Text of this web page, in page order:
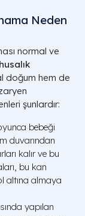
Neden
normal ve
doğum hem de
şunlardır:
bebeği
duvarından
kalır ve bu
bu kan
altına almaya
yapılan